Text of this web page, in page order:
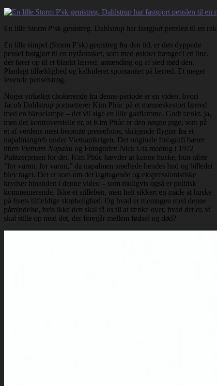
En lille Storm P’sk genistreg. Dahlstrup har fastgjort penslen til en
En lille simpel (Storm P’sk) genistreg fra den tid, er den dyppede
pensel fastgjort til en nytårsraket, som med øskner hænger i en line,
der fører op til et blankt lærred: antænding og af sted med den.
Planlagt tilfældighed og kalkuleret spontanitet på lærred. Et meget
levende penselstrøg.
Noget virkeligt chokerende fra denne periode er en video, hvori
Jacob Dahlstrup portrætterer Kim Phúc på et menneskestort lærred
med en blæselampe – det vil sige en lille gasflamme. Godt tænkt, ja,
men det kontroversielle er, at Kim Phúc er den nøgne pige, som på
et af verdens mest berømte pressefotos, skrigende flygter fra et
napalmangreb under Vietnamkrigen. Det originale fotografi bærer
titlen Vietnam Napalm og Fotografen Nick Úts modtog i 1972
Pulitzerprisen for det. Kim Phúc hævder at kunne huske, hun råbte
”for varmt, for varmt,” da napalmen smeltede hendes hud og billedet
blev taget. Det er som om det iagttagende og ekspressionistiske
krydser hinanden i denne video – som muligvis også er politisk
kommenterende. Ikke et stilleben, men helt sikkert en måde at huske
på livets tilfældige skrøbelighed. Og hvad er meningen med denne
påmindelse, hvis ikke den skal få os til at tænke over, hvad det er, vi
skal stille op med det, der foregår mellem fødsel og død?